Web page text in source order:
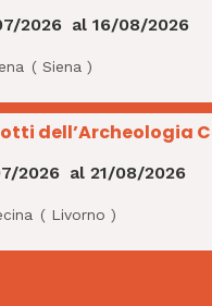
2026 al16/08/2026
(Siena )
dell’Archeologia
2026 al21/08/2026
( Livorno )